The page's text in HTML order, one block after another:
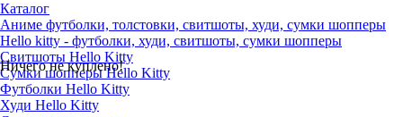
Ничего не куплено!
Каталог
Аниме футболки, толстовки, свитшоты, худи, сумки шопперы
Hello kitty - футболки, худи, свитшоты, сумки шопперы
Свитшоты Hello Kitty
Сумки шопперы Hello Kitty
Футболки Hello Kitty
Худи Hello Kitty